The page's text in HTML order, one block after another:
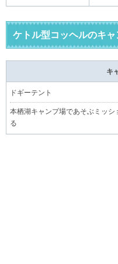
ケトル型コッヘルのキ
キ
ドギーテント
本栖湖キャンプ場であそぶミッ
る